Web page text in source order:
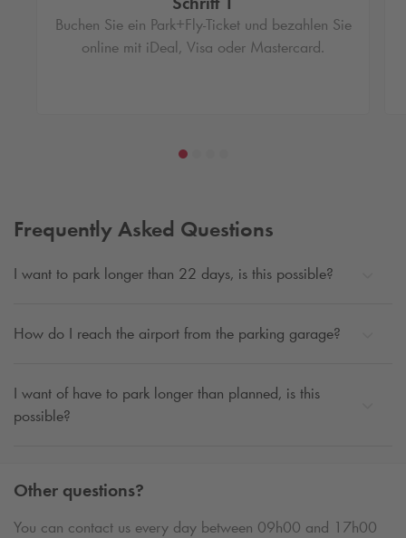
Buchen Sie ein Park+Fly-Ticket und bezahlen Sie
online mit iDeal, Visa oder Mastercard.
Frequently Asked Questions
I want to park longer than 22 days, is this possible?
How do I reach the airport from the parking garage?
I want of have to park longer than planned, is this
possible?
Other questions?
You can contact us every day between 09h00 and 17h00